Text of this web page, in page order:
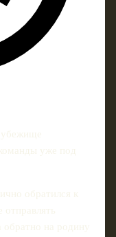
убежище
уже под
обратился к
отправлять
на родину